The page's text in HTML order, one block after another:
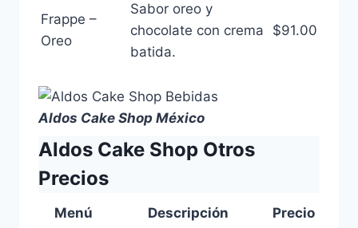
Frappe –
Oreo
Sabor oreo y
chocolate con crema
batida.
$91.00
Aldos Cake Shop México
Aldos Cake Shop Otros
Precios
Menú Descripción Precio